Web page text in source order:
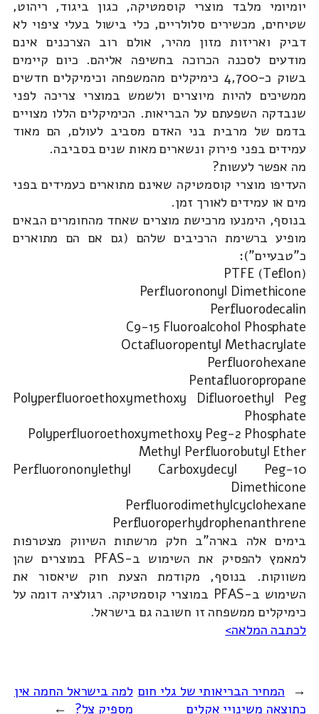
יומיומי מלבד מוצרי קוסמטיקה, כגון ביגוד, ריהוט,
שטיחים, מכשירים סלולריים, כלי בישול בעלי ציפוי לא
דביק ואריזות מזון מהיר, אולם רוב הצרכנים אינם
מודעים לסכנה הכרוכה בחשיפה אליהם. כיום קיימים
בשוק כ-4,700 כימיקלים מהמשפחה וכימיקלים חדשים
ממשיכים להיות מיוצרים ולשמש במוצרי צריכה לפני
שנבדקה השפעתם על הבריאות. הכימיקלים הללו מצויים
בדמם של מרבית בני האדם מסביב לעולם, הם מאוד
עמידים בפני פירוק ונשארים מאות שנים בסביבה.
מה אפשר לעשות?
העדיפו מוצרי קוסמטיקה שאינם מתוארים כעמידים בפני
מים או עמידים לאורך זמן.
בנוסף, הימנעו מרכישת מוצרים שאחד מהחומרים הבאים
מופיע ברשימת הרכיבים שלהם (גם אם הם מתוארים
כ"טבעיים"):
PTFE (Teflon)
Perfluorononyl Dimethicone
Perfluorodecalin
C9-15 Fluoroalcohol Phosphate
Octafluoropentyl Methacrylate
Perfluorohexane
Pentafluoropropane
Polyperfluoroethoxymethoxy Difluoroethyl Peg
Phosphate
Polyperfluoroethoxymethoxy Peg-2 Phosphate
Methyl Perfluorobutyl Ether
Perfluorononylethyl Carboxydecyl Peg-10
Dimethicone
Perfluorodimethylcyclohexane
Perfluoroperhydrophenanthrene
בימים אלה בארה"ב חלק מרשתות השיווק מצטרפות
למאמץ להפסיק את השימוש ב-PFAS במוצרים שהן
משווקות. בנוסף, מקודמת הצעת חוק שיאסור את
השימוש ב-PFAS במוצרי קוסמטיקה. רגולציה דומה על
כימיקלים ממשפחה זו חשובה גם בישראל.
לכתבה המלאה>
← המחיר הבריאותי של גלי חום
כתוצאה משינויי אקלים
למה בישראל החמה אין
מספיק צל? →